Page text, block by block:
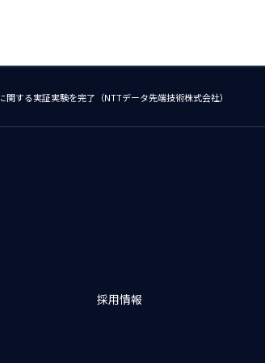
する実証実験を完了（NTTデータ先端技術株式会社）
採用情報